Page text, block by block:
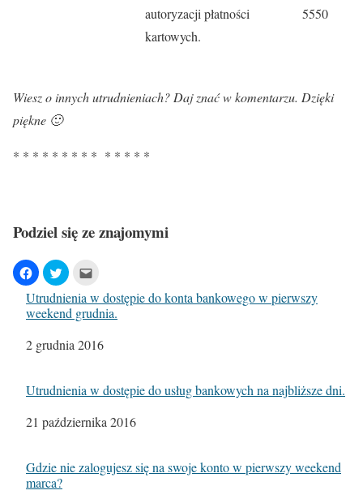
autoryzacji płatności
kartowych.
5550
Wiesz o innych utrudnieniach? Daj znać w komentarzu. Dzięki
piękne 🙂
* * * * * * * * * * * * * *
Podziel się ze znajomymi
Utrudnienia w dostępie do konta bankowego w pierwszy
weekend grudnia.
Date
2 grudnia 2016
Utrudnienia w dostępie do usług bankowych na najbliższe dni.
Date
21 października 2016
Gdzie nie zalogujesz się na swoje konto w pierwszy weekend
marca?